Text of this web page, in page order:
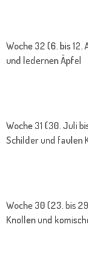
Woche 32 (6. bis 12.
und ledernen Äpfel
Woche 31 (30. Juli
Schilder und faulen
Woche 30 (23. bis
Knollen und